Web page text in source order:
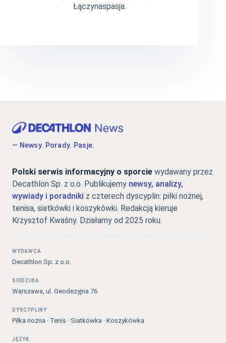
Łączynaspasja.
— Newsy. Porady. Pasje.
Polski serwis informacyjny o sporcie wydawany przez
Decathlon Sp. z o.o. Publikujemy newsy, analizy,
wywiady i poradniki z czterech dyscyplin: piłki nożnej,
tenisa, siatkówki i koszykówki. Redakcją kieruje
Krzysztof Kwaśny. Działamy od 2025 roku.
WYDAWCA
Decathlon Sp. z o.o.
SIEDZIBA
Warszawa, ul. Geodezyjna 76
DYSCYPLINY
Piłka nożna · Tenis · Siatkówka · Koszykówka
JĘZYK